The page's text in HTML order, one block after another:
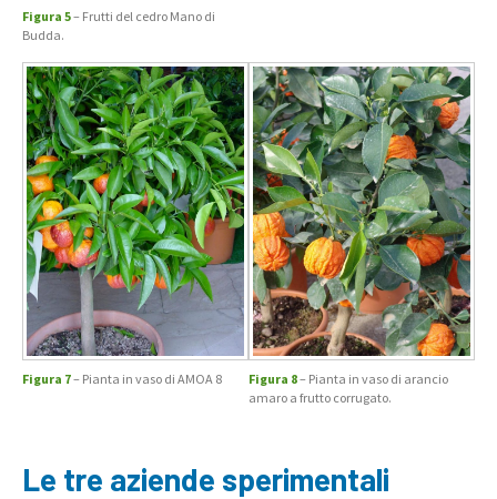
Figura 5– Frutti del cedro Mano di
Budda.
Figura 7– Pianta in vaso di AMOA 8 Figura 8– Pianta in vaso di arancio
amaro a frutto corrugato.
Le tre aziende sperimentali